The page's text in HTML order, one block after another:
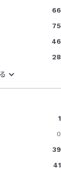
66
75
46
28
1
0
39
41